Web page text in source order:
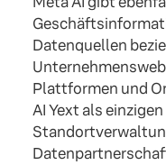
Datenquellen
Plattformen und
AI Yext als